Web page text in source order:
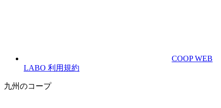
COOP WEB
LABO 利用規約
九州のコープ